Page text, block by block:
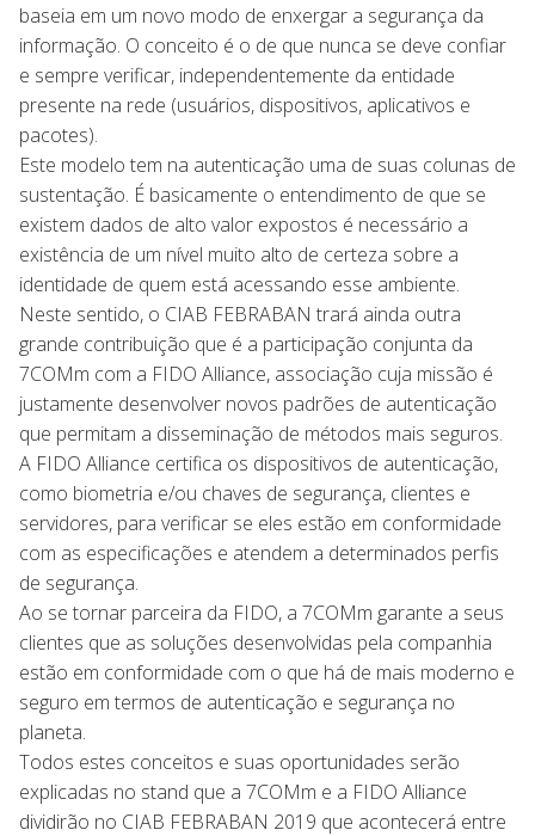
baseia em um novo modo de enxergar a segurança da
informação. O conceito é o de que nunca se deve confiar
e sempre verificar, independentemente da entidade
presente na rede (usuários, dispositivos, aplicativos e
pacotes).
Este modelo tem na autenticação uma de suas colunas de
sustentação. É basicamente o entendimento de que se
existem dados de alto valor expostos é necessário a
existência de um nível muito alto de certeza sobre a
identidade de quem está acessando esse ambiente.
Neste sentido, o CIAB FEBRABAN trará ainda outra
grande contribuição que é a participação conjunta da
7COMm com a FIDO Alliance, associação cuja missão é
justamente desenvolver novos padrões de autenticação
que permitam a disseminação de métodos mais seguros.
A FIDO Alliance certifica os dispositivos de autenticação,
como biometria e/ou chaves de segurança, clientes e
servidores, para verificar se eles estão em conformidade
com as especificações e atendem a determinados perfis
de segurança.
Ao se tornar parceira da FIDO, a 7COMm garante a seus
clientes que as soluções desenvolvidas pela companhia
estão em conformidade com o que há de mais moderno e
seguro em termos de autenticação e segurança no
planeta.
Todos estes conceitos e suas oportunidades serão
explicadas no stand que a 7COMm e a FIDO Alliance
dividirão no CIAB FEBRABAN 2019 que acontecerá entre